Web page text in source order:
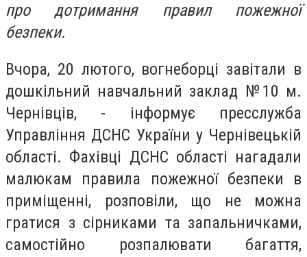
про дотримання правил пожежної
безпеки.
Вчора, 20 лютого, вогнеборці завітали в
дошкільний навчальний заклад №10 м.
Чернівців, - інформує пресслужба
Управління ДСНС України у Чернівецькій
області. Фахівці ДСНС області нагадали
малюкам правила пожежної безпеки в
приміщенні, розповіли, що не можна
гратися з сірниками та запальничками,
самостійно розпалювати багаття,